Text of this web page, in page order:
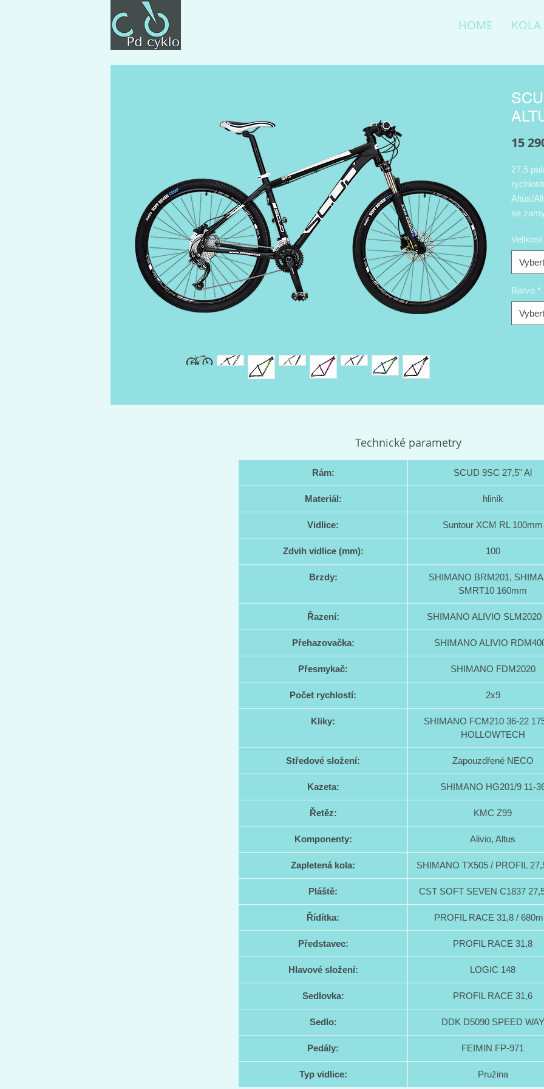
HOME KOLA
15
27,5
Altus/
se
Barva *
Technické parametry
Rám: SCUD 9SC 27,5" Al
Materiál: hliník
Vidlice: Suntour XCM RL 100mm
Zdvih vidlice (mm): 100
Brzdy:
SHIMANO BRM201,
SMRT10 160mm
Řazení: SHIMANO ALIVIO SLM2020
Přehazovačka: SHIMANO ALIVIO
Přesmykač: SHIMANO FDM2020
Počet rychlostí: 2x9
Kliky:
SHIMANO FCM210 36-22
HOLLOWTECH
Středové složení: Zapouzdřené NECO
Kazeta: SHIMANO HG201/9 11-
Řetěz: KMC Z99
Komponenty: Alivio, Altus
Zapletená kola: SHIMANO TX505 / PROFIL
Pláště: CST SOFT SEVEN C1837
Řídítka: PROFIL RACE 31,8 /
Představec: PROFIL RACE 31,8
Hlavové složení: LOGIC 148
Sedlovka: PROFIL RACE 31,6
Sedlo: DDK D5090 SPEED WAY
Pedály: FEIMIN FP-971
Typ vidlice: Pružina